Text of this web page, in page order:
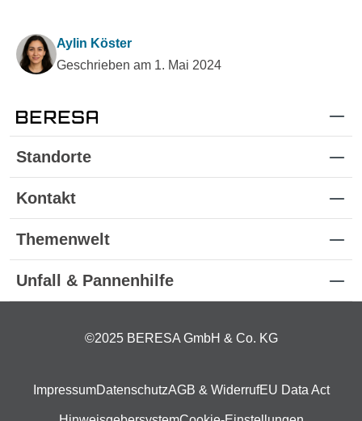
Aylin Köster
Geschrieben am 1. Mai 2024
Standorte
Kontakt
Themenwelt
Unfall & Pannenhilfe
©2025 BERESA GmbH & Co. KG
ImpressumDatenschutzAGB & WiderrufEU Data Act